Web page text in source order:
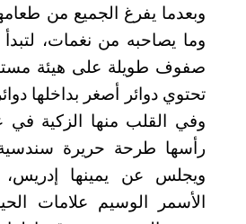
وبعدما يفرغ الجميع من
وما يصاحبه من نغمات، لتبدأ
صفوف طويلة على هيئة
تحتوي دوائر أصغر بداخلها
وفي القلب منها الزكية في
رأسها طرحة حريرة سندسية
ويجلس عن يمينها
الأسمر الوسيم علامات